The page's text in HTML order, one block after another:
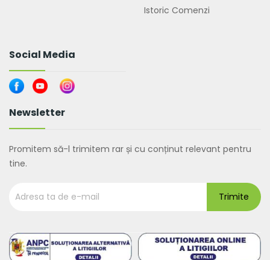
Istoric Comenzi
Social Media
Newsletter
Promitem să-l trimitem rar și cu conținut relevant pentru
tine.